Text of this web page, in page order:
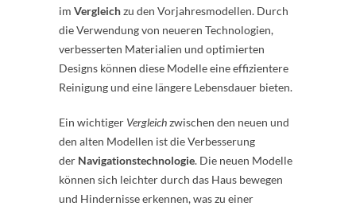
im Vergleichzu den Vorjahresmodellen. Durch
die Verwendung von neueren Technologien,
verbesserten Materialien und optimierten
Designs können diese Modelle eine effizientere
Reinigung und eine längere Lebensdauer bieten.
Ein wichtiger Vergleichzwischen den neuen und
den alten Modellen ist die Verbesserung
der Navigationstechnologie. Die neuen Modelle
können sich leichter durch das Haus bewegen
und Hindernisse erkennen, was zu einer